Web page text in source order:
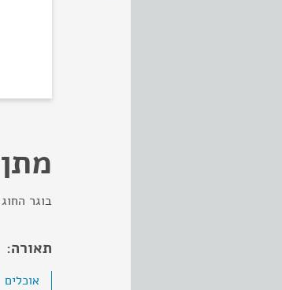
בוגר החוג
תאורה:
אוכלים